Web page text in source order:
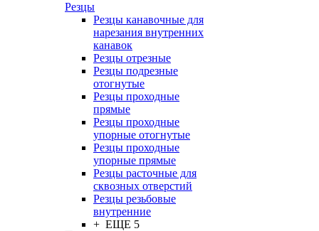
Резцы
Резцы канавочные для
нарезания внутренних
канавок
Резцы отрезные
Резцы подрезные
отогнутые
Резцы проходные
прямые
Резцы проходные
упорные отогнутые
Резцы проходные
упорные прямые
Резцы расточные для
сквозных отверстий
Резцы резьбовые
внутренние
+ ЕЩЕ 5